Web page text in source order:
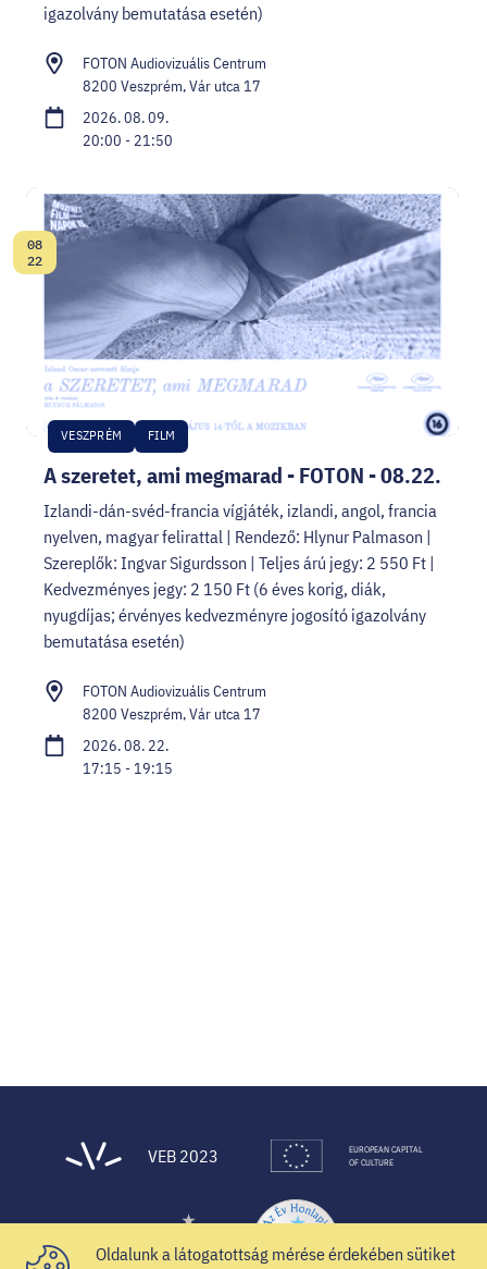
igazolvány bemutatása esetén)
FOTON Audiovizuális Centrum
8200 Veszprém, Vár utca 17
2026. 08. 09.
20:00 - 21:50
A szeretet, ami megmarad - FOTON - 08.22.
VESZPRÉM FILM
Dátum:
08
22
Izlandi-dán-svéd-francia vígjáték, izlandi, angol, francia
nyelven, magyar felirattal | Rendező: Hlynur Palmason |
Szereplők: Ingvar Sigurdsson | Teljes árú jegy: 2 550 Ft |
Kedvezményes jegy: 2 150 Ft (6 éves korig, diák,
nyugdíjas; érvényes kedvezményre jogosító igazolvány
bemutatása esetén)
FOTON Audiovizuális Centrum
8200 Veszprém, Vár utca 17
2026. 08. 22.
17:15 - 19:15
VEB 2023
EUROPEAN CAPITAL
OF CULTURE
Oldalunk a látogatottság mérése érdekében sütiket